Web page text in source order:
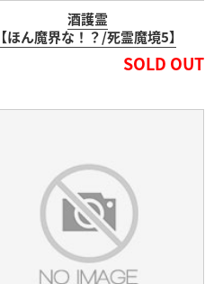
酒護霊
【ほん魔界な！？/死霊魔境5】
SOLD OUT